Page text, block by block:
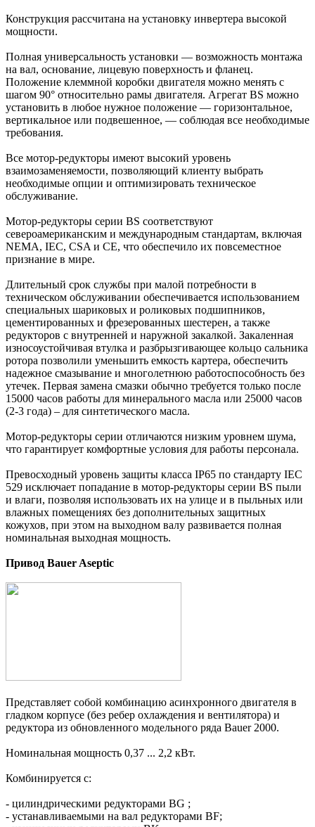
Конструкция рассчитана на установку инвертера высокой
мощности.
Полная универсальность установки — возможность монтажа
на вал, основание, лицевую поверхность и фланец.
Положение клеммной коробки двигателя можно менять с
шагом 90° относительно рамы двигателя. Агрегат BS можно
установить в любое нужное положение — горизонтальное,
вертикальное или подвешенное, — соблюдая все необходимые
требования.
Все мотор-редукторы имеют высокий уровень
взаимозаменяемости, позволяющий клиенту выбрать
необходимые опции и оптимизировать техническое
обслуживание.
Мотор-редукторы серии BS соответствуют
североамериканским и международным стандартам, включая
NEMA, IEC, CSA и CE, что обеспечило их повсеместное
признание в мире.
Длительный срок службы при малой потребности в
техническом обслуживании обеспечивается использованием
специальных шариковых и роликовых подшипников,
цементированных и фрезерованных шестерен, а также
редукторов с внутренней и наружной закалкой. Закаленная
износоустойчивая втулка и разбрызгивающее кольцо сальника
ротора позволили уменьшить емкость картера, обеспечить
надежное смазывание и многолетнюю работоспособность без
утечек. Первая замена смазки обычно требуется только после
15000 часов работы для минерального масла или 25000 часов
(2-3 года) – для синтетического масла.
Мотор-редукторы серии отличаются низким уровнем шума,
что гарантирует комфортные условия для работы персонала.
Превосходный уровень защиты класса IP65 по стандарту IEC
529 исключает попадание в мотор-редукторы серии BS пыли
и влаги, позволяя использовать их на улице и в пыльных или
влажных помещениях без дополнительных защитных
кожухов, при этом на выходном валу развивается полная
номинальная выходная мощность.
Привод Bauer Aseptic
Представляет собой комбинацию асинхронного двигателя в
гладком корпусе (без ребер охлаждения и вентилятора) и
редуктора из обновленного модельного ряда Bauer 2000.
Номинальная мощность 0,37 ... 2,2 кВт.
Комбинируется с:
- цилиндрическими редукторами BG ;
- устанавливаемыми на вал редукторами BF;